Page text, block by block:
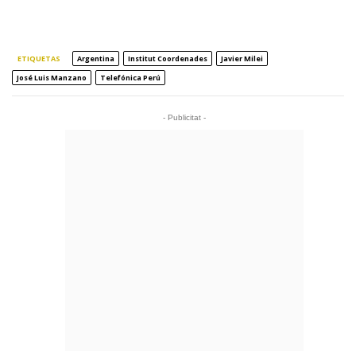
ETIQUETAS Argentina Institut Coordenades
Javier Milei
José Luis Manzano
Telefónica Perú
- Publicitat -